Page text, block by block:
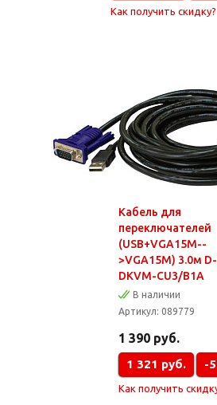
Как получить скидку?
Кабель для
переключателей
(USB+VGA15M--
>VGA15M) 3.0м D-Link
DKVM-CU3/B1A
В наличии
Артикул: 089779
1 390 руб.
1 321 руб. -
Как получить